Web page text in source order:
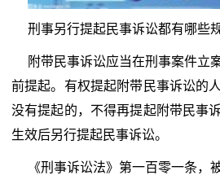
刑事另行提起民事诉讼都有哪些
附带民事诉讼应当在刑事案件立
前提起。有权提起附带民事诉讼的
没有提起的，不得再提起附带民事
生效后另行提起民事诉讼。
《刑事诉讼法》第一百零一条，